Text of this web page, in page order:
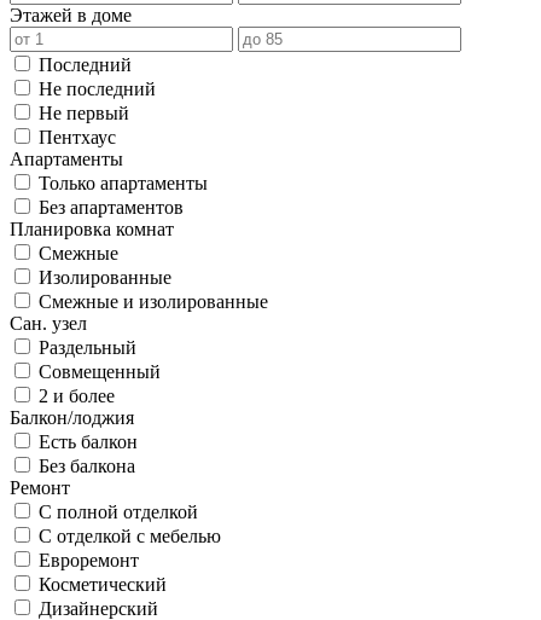
Этажей в доме
Последний
Не последний
Не первый
Пентхаус
Апартаменты
Только апартаменты
Без апартаментов
Планировка комнат
Смежные
Изолированные
Смежные и изолированные
Сан. узел
Раздельный
Совмещенный
2 и более
Балкон/лоджия
Есть балкон
Без балкона
Ремонт
С полной отделкой
С отделкой с мебелью
Евроремонт
Косметический
Дизайнерский